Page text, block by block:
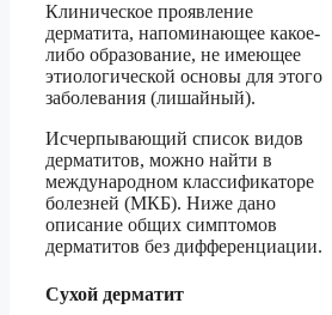
Клиническое проявление
дерматита, напоминающее какое-
либо образование, не имеющее
этиологической основы для этого
заболевания (лишайный).
Исчерпывающий список видов
дерматитов, можно найти в
международном классификаторе
болезней (МКБ). Ниже дано
описание общих симптомов
дерматитов без дифференциации.
Сухой дерматит